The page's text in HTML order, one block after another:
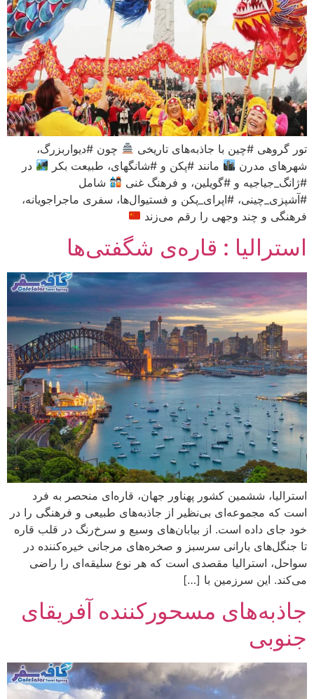
تور گروهی #چین با جاذبه‌های تاریخی
چون #دیواربزرگ،
شهرهای مدرن
مانند #پکن و #شانگهای، طبیعت بکر
در
#ژانگ_جیاجیه و #گویلین، و فرهنگ غنی
شامل
#آشپزی_چینی، #اپرای_پکن و فستیوال‌ها، سفری ماجراجویانه،
فرهنگی و چند وجهی را رقم می‌زند
استرالیا : قاره‌ی شگفتی‌ها
استرالیا، ششمین کشور پهناور جهان، قاره‌ای منحصر به فرد
است که مجموعه‌ای بی‌نظیر از جاذبه‌های طبیعی و فرهنگی را در
خود جای داده است. از بیابان‌های وسیع و سرخ‌رنگ در قلب قاره
تا جنگل‌های بارانی سرسبز و صخره‌های مرجانی خیره‌کننده در
سواحل، استرالیا مقصدی است که هر نوع سلیقه‌ای را راضی
می‌کند. این سرزمین با […]
جاذبه‌های مسحورکننده آفریقای
جنوبی